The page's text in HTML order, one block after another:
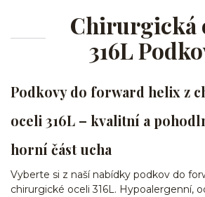
Chirurgická
316L
Podkovy do forward helix z
oceli 316L – kvalitní a
horní část ucha
Vyberte si z naší nabídky podkov do
chirurgické oceli 316L. Hypoalergenní,